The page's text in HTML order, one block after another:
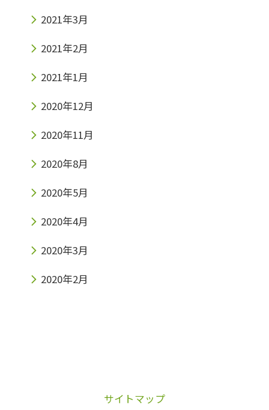
2021年3月
2021年2月
2021年1月
2020年12月
2020年11月
2020年8月
2020年5月
2020年4月
2020年3月
2020年2月
サイトマップ